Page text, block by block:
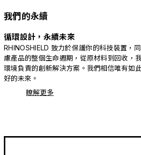
我們的永續
循環設計，永續未來
RHINOSHIELD 致力於保護你的科技裝置，
慮產品的整個生命週期，從原材料到回收，
環境負責的創新解決方案。我們相信唯有如
好的未來。
瞭解更多